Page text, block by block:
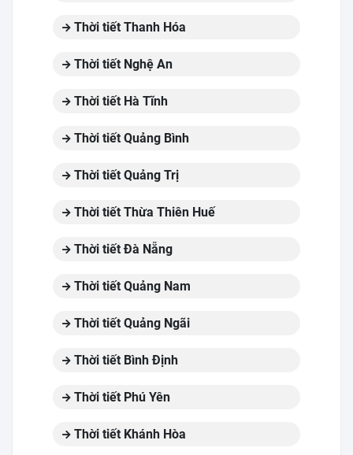
Thời tiết Thanh Hóa
Thời tiết Nghệ An
Thời tiết Hà Tĩnh
Thời tiết Quảng Bình
Thời tiết Quảng Trị
Thời tiết Thừa Thiên Huế
Thời tiết Đà Nẵng
Thời tiết Quảng Nam
Thời tiết Quảng Ngãi
Thời tiết Bình Định
Thời tiết Phú Yên
Thời tiết Khánh Hòa